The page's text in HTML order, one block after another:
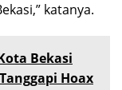
katanya.
Bekasi
Hoax